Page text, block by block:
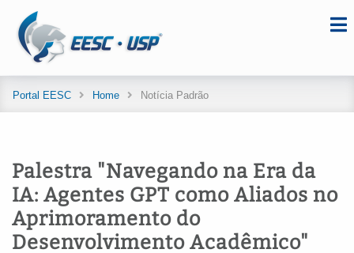
Portal EESC Home Notícia Padrão
Palestra "Navegando na Era da
IA: Agentes GPT como Aliados no
Aprimoramento do
Desenvolvimento Acadêmico"